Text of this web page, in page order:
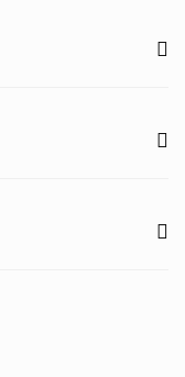
tarafımıza